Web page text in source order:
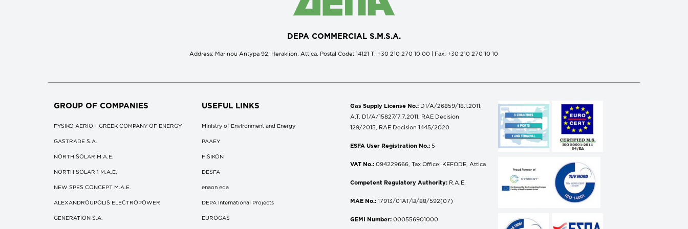
DEPA COMMERCIAL S.M.S.A.
Address: Marinou Antypa 92, Heraklion, Attica, Postal Code: 14121 Τ: +30 210 270 10 00 | Fax: +30 210 270 10 10
GROUP OF COMPANIES
FYSIKO AERIO – GREEK COMPANY OF ENERGY
GASTRADE S.A.
NORTH SOLAR M.Α.Ε.
NORTH SOLAR 1 M.Α.Ε.
NEW SPES CONCEPT Μ.Α.Ε.
ALEXANDROUPOLIS ELECTROPOWER
GENERATION S.A.
USEFUL LINKS
Ministry of Environment and Energy
ΡΑΑΕΥ
FISIKON
DESFA
enaon eda
DEPA International Projects
EUROGAS
Gas Supply License No.:D1/A/26859/18.1.2011,
A.T. D1/A/15827/7.7.2011, RAE Decision
129/2015, RAE Decision 1445/2020
ESFA User Registration No.:5
VAT No.:094229666, Tax Office: KEFODE, Attica
Competent Regulatory Authority: R.A.E.
MAE No.:17913/01AT/B/88/592(07)
GEMI Number: 000556901000